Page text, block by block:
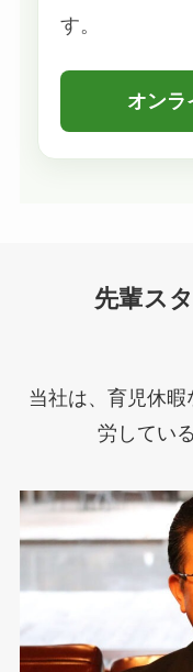
す。
オンラ
先輩ス
当社は、育児休
労してい